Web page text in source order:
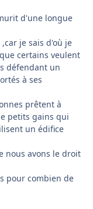
d'une longue
je sais d'où je
certains veulent
défendant un
à ses
prêtent à
petits gains qui
un édifice
nous avons le droit
pour combien de